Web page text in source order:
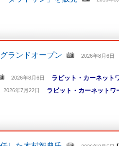
ランドオープン 2026年8月6日
2026年8月6日 ラビット・カーネット
2026年7月22日
ラビット・カーネットワ